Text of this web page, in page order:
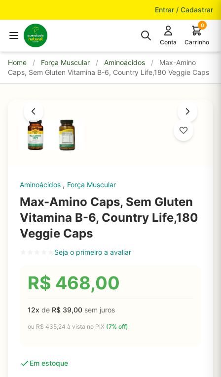
Entrar / Cadastrar
Conta
0
Carrinho
Home / Força Muscular / Aminoácidos /
Max-Amino
Caps, Sem Gluten Vitamina B-6, Country Life,180 Veggie Caps
Aminoácidos , Força Muscular
Max-Amino Caps, Sem Gluten
Vitamina B-6, Country Life,180
Veggie Caps
Seja o primeiro a avaliar
R$ 468,00
12x de R$ 39,00 sem juros
ou R$ 435,24 à vista no PIX (7% off)
Em estoque